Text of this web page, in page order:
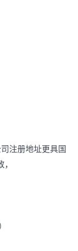
注册地址更具国